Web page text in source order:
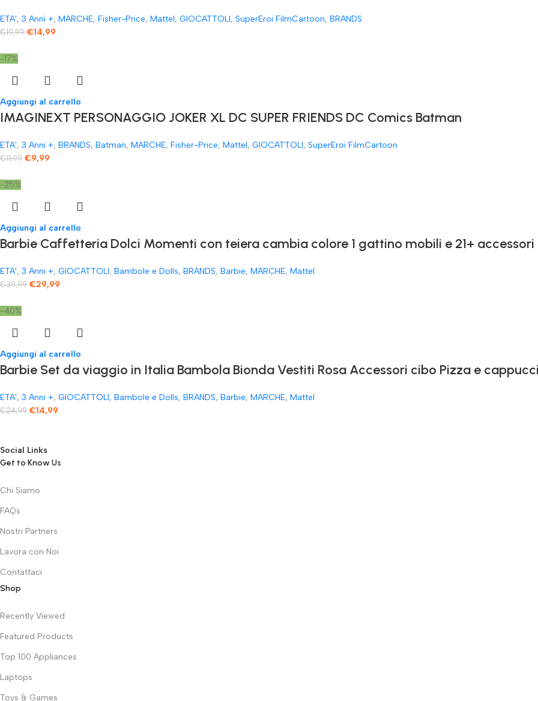
ETA', 3 Anni +, MARCHE, Fisher-Price, Mattel, GIOCATTOLI, SuperEroi FilmCartoon, BRANDS
€19,99 €14,99
-17%
Aggiungi al carrello
IMAGINEXT PERSONAGGIO JOKER XL DC SUPER FRIENDS DC Comics Batman
ETA', 3 Anni +, BRANDS, Batman, MARCHE, Fisher-Price, Mattel, GIOCATTOLI, SuperEroi FilmCartoon
€11,99 €9,99
-25%
Aggiungi al carrello
​Barbie Caffetteria Dolci Momenti con teiera cambia colore 1 gattino mobili e 21+ accessori
ETA', 3 Anni +, GIOCATTOLI, Bambole e Dolls, BRANDS, Barbie, MARCHE, Mattel
€39,99 €29,99
-40%
Aggiungi al carrello
Barbie Set da viaggio in Italia Bambola Bionda Vestiti Rosa Accessori cibo Pizza e
ETA', 3 Anni +, GIOCATTOLI, Bambole e Dolls, BRANDS, Barbie, MARCHE, Mattel
€24,99 €14,99
Social Links
Get to Know Us
Chi Siamo
FAQs
Nostri Partners
Lavora con Noi
Contattaci
Shop
Recently Viewed
Featured Products
Top 100 Appliances
Laptops
Toys & Games